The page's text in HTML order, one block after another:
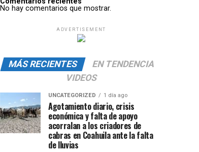
No hay comentarios que mostrar.
ADVERTISEMENT
MÁS RECIENTES
EN TENDENCIA
VIDEOS
UNCATEGORIZED 1 día ago
Agotamiento diario, crisis
económica y falta de apoyo
acorralan a los criadores de
cabras en Coahuila ante la falta
de lluvias